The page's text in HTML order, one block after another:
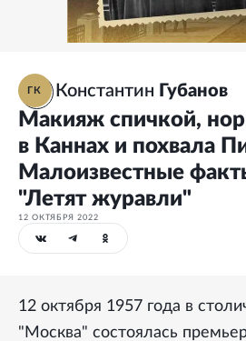
ГК Константин Губанов
Макияж спичкой,
в Каннах и похвала
Малоизвестные
"Летят журавли"
12 ОКТЯБРЯ 2022
12 октября 1957 года в
"Москва" состоялась